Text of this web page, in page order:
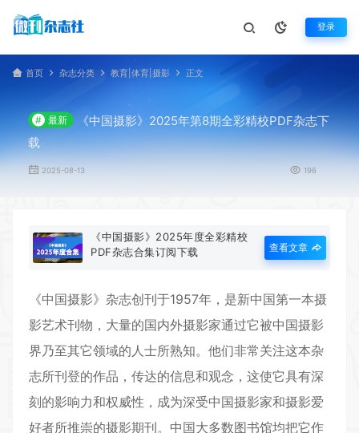
登录
首页 杂志分类 教育|体育|摄影 正文
# 最新
《中国摄影》2025年第8期全彩精校PDF杂志下
载
2025-08-13 196
《中国摄影》2025年度全彩精校
PDF杂志合集订阅下载
查看文章
《中国摄影》杂志创刊于1957年，是新中国第一本摄
影艺术刊物，大量的国内外摄影家通过它被中国摄影
界乃至其它领域的人士所熟知。他们非常关注这本杂
志所刊登的作品，传达的信息和观念，这使它具有深
刻的影响力和权威性，成为深受中国摄影家和摄影爱
好者所推崇的摄影期刊。中国大多数图书馆均把它作